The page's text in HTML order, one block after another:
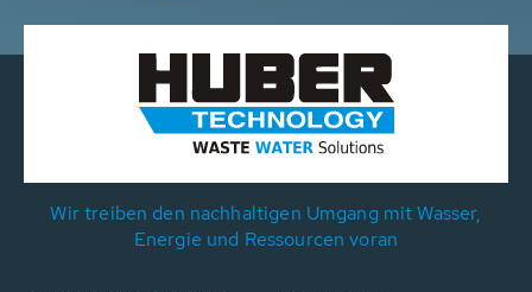
Wir treiben den nachhaltigen Umgang mit Wasser,
Energie und Ressourcen voran